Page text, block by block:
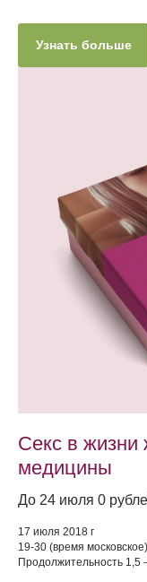
Узнать больше
Секс в жизни
медицины
До 24 июля 0
17 июля 2018 г
19-30 (время московское)
Продолжительность 1,5